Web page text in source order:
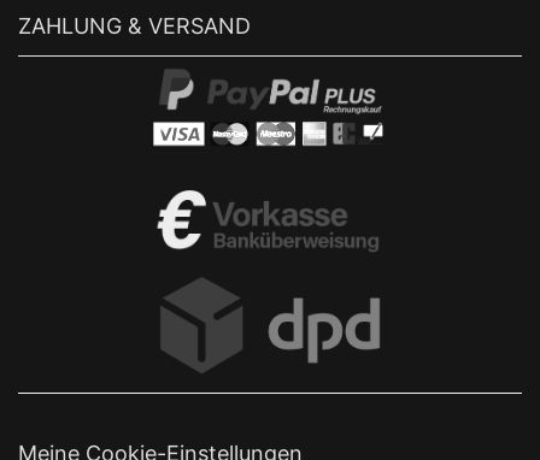
ZAHLUNG & VERSAND
Meine Cookie-Einstellungen